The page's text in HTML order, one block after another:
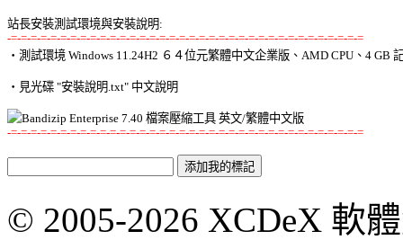
站長安裝測試環境與安裝說明:
-=-=-=-=-=-=-=-=-=-=-=-=-=-=-=-=-=-=-=-=-=-=-=-=-=-=-=-=-=-=-=-=-=-=-=-=
‧測試環境 Windows 11.24H2 ６４位元繁體中文企業版、AMD CPU、4 GB
‧見光碟 "安裝說明.txt" 中文說明
-=-=-=-=-=-=-=-=-=-=-=-=-=-=-=-=-=-=-=-=-=-=-=-=-=-=-=-=-=-=-=-=-=-=-=-=
© 2005-2026 XCDeX 軟